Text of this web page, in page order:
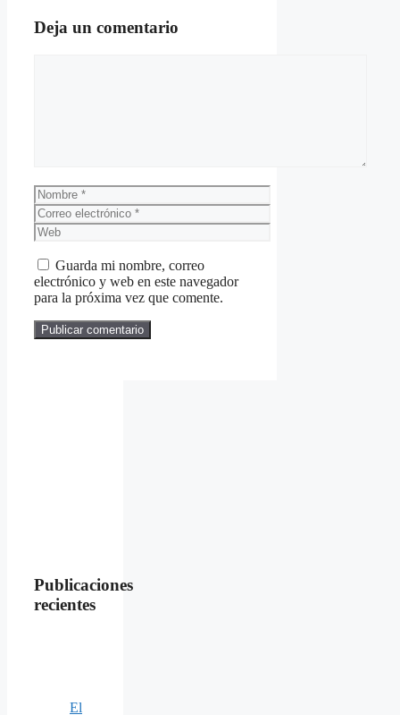
Deja un comentario
Nombre
Correo
electrónico
Web
Guarda mi nombre, correo
electrónico y web en este navegador
para la próxima vez que comente.
Publicaciones
recientes
El